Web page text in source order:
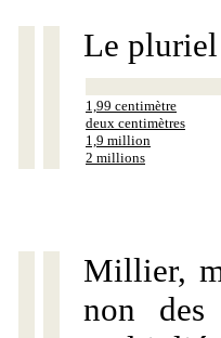
Le pluriel
1,99 centimètre
deux centimètres
1,9 million
2 millions
Millier,
non